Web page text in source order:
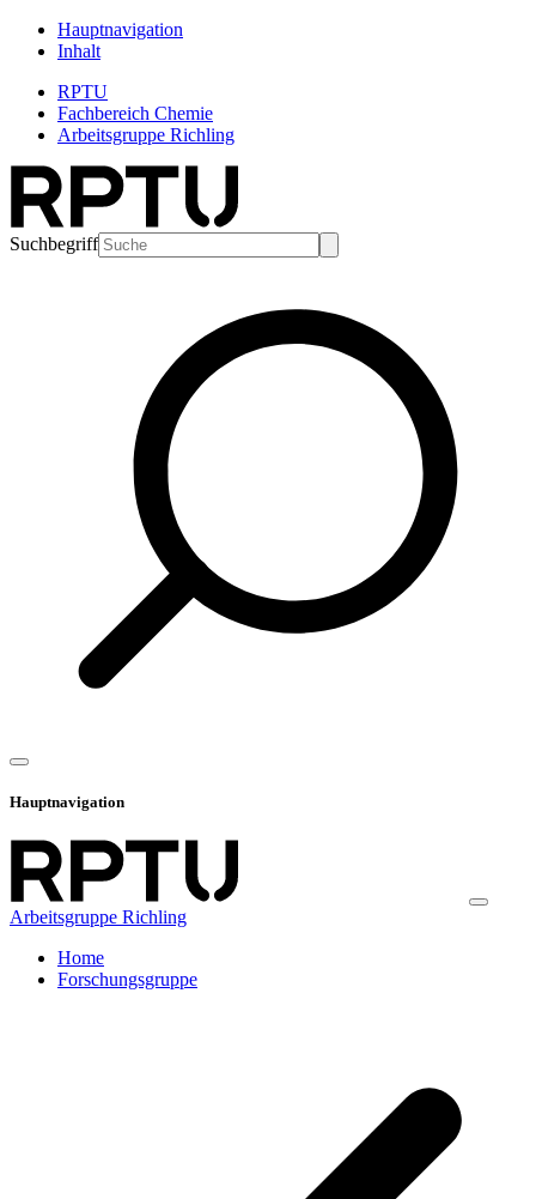
Hauptnavigation
Inhalt
RPTU
Fachbereich Chemie
Arbeitsgruppe Richling
Suchbegriff
Hauptnavigation
Arbeitsgruppe Richling
Home
Forschungsgruppe